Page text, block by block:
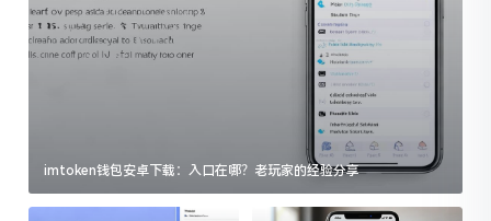
imtoken钱包安卓下载：入口在哪？老玩家的经验分享